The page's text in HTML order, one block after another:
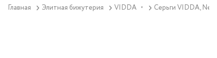
Главная Элитная бижутерия VIDDA ▼ Серьги VIDDA,